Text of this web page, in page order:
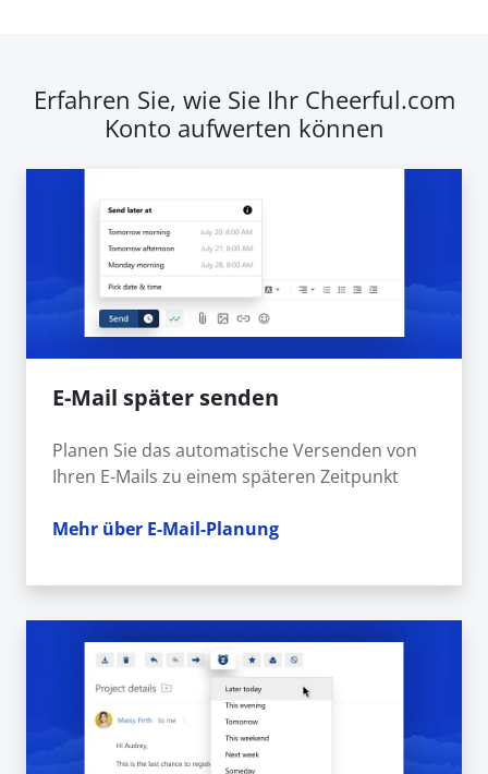
Erfahren Sie, wie Sie Ihr Cheerful.com
Konto aufwerten können
E-Mail später senden
Planen Sie das automatische Versenden von
Ihren E-Mails zu einem späteren Zeitpunkt
Mehr über E-Mail-Planung